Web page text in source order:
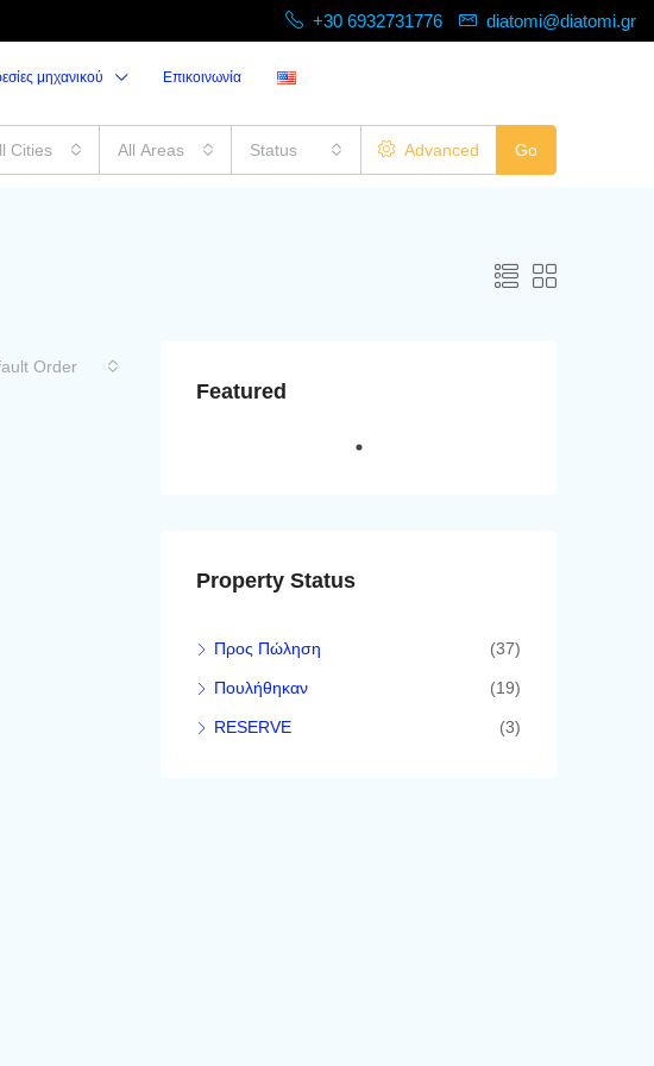
+30 6932731776 diatomi@diatomi.gr
μηχανικού Επικοινωνία
Cities All Areas Status Advanced Go
Order
Featured
Property Status
Προς Πώληση (37)
Πουλήθηκαν (19)
RESERVE (3)